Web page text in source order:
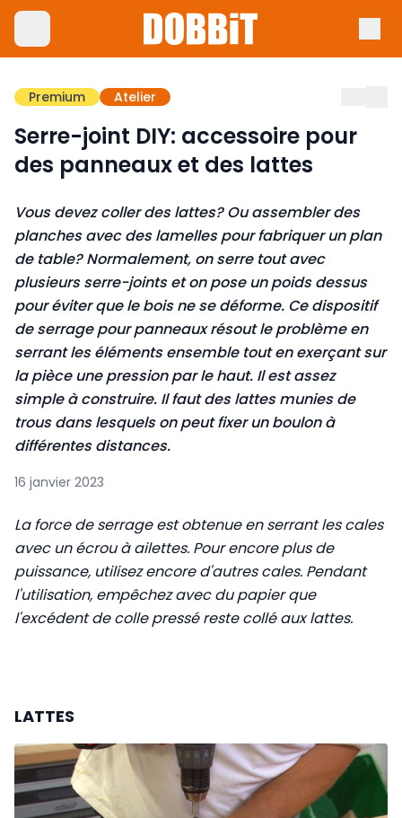
Premium Atelier
Serre-joint DIY: accessoire pour
des panneaux et des lattes
Vous devez coller des lattes? Ou assembler des
planches avec des lamelles pour fabriquer un plan
de table? Normalement, on serre tout avec
plusieurs serre-joints et on pose un poids dessus
pour éviter que le bois ne se déforme. Ce dispositif
de serrage pour panneaux résout le problème en
serrant les éléments ensemble tout en exerçant sur
la pièce une pression par le haut. Il est assez
simple à construire. Il faut des lattes munies de
trous dans lesquels on peut fixer un boulon à
différentes distances.
16 janvier 2023
La force de serrage est obtenue en serrant les cales
avec un écrou à ailettes. Pour encore plus de
puissance, utilisez encore d'autres cales. Pendant
l'utilisation, empêchez avec du papier que
l'excédent de colle pressé reste collé aux lattes.
LATTES